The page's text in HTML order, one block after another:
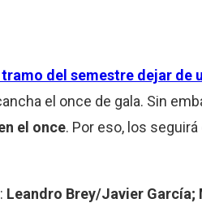
del semestre dejar de
el once de gala. Sin
el once. Por eso, los
Leandro Brey/Javier García;